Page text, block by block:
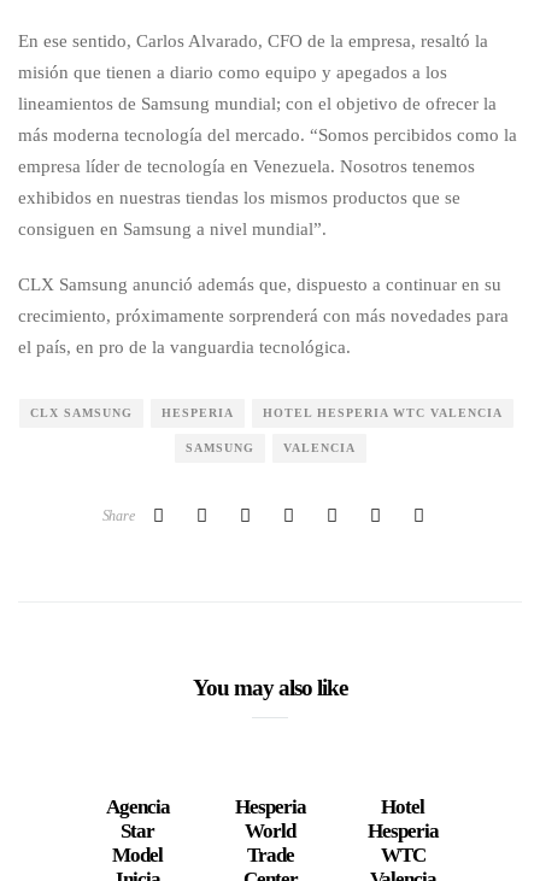
En ese sentido, Carlos Alvarado, CFO de la empresa, resaltó la
misión que tienen a diario como equipo y apegados a los
lineamientos de Samsung mundial; con el objetivo de ofrecer la
más moderna tecnología del mercado. “Somos percibidos como la
empresa líder de tecnología en Venezuela. Nosotros tenemos
exhibidos en nuestras tiendas los mismos productos que se
consiguen en Samsung a nivel mundial”.
CLX Samsung anunció además que, dispuesto a continuar en su
crecimiento, próximamente sorprenderá con más novedades para
el país, en pro de la vanguardia tecnológica.
CLX SAMSUNG HESPERIA HOTEL HESPERIA WTC VALENCIA
SAMSUNG VALENCIA
Share
You may also like
Agencia
Star
Model
Hesperia
World
Trade
Hotel
Hesperia
WTC